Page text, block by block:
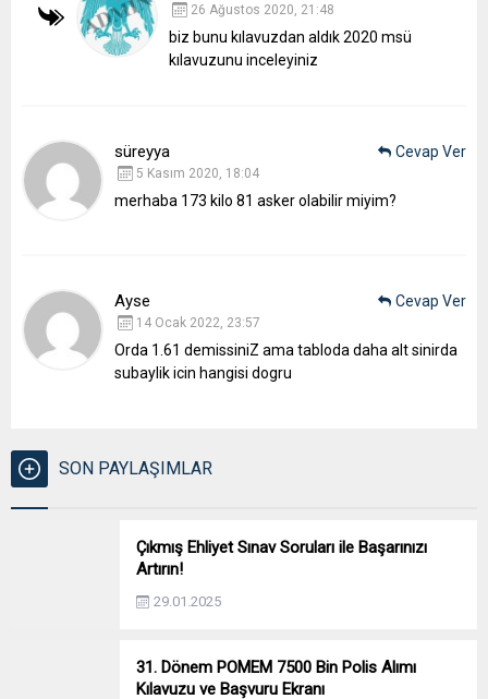
26 Ağustos 2020, 21:48
biz bunu kılavuzdan aldık 2020 msü
kılavuzunu inceleyiniz
süreyya
5 Kasım 2020, 18:04
merhaba 173 kilo 81 asker olabilir miyim?
Cevap Ver
Ayse
14 Ocak 2022, 23:57
Orda 1.61 demissiniZ ama tabloda daha alt sinirda
subaylik icin hangisi dogru
Cevap Ver
SON PAYLAŞIMLAR
Çıkmış Ehliyet Sınav Soruları ile Başarınızı
Artırın!
29.01.2025
31. Dönem POMEM 7500 Bin Polis Alımı
Kılavuzu ve Başvuru Ekranı